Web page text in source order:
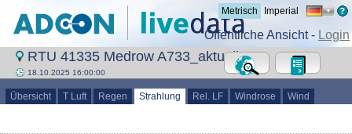
Metrisch Imperial
Öffentliche Ansicht - Login
RTU 41335 Medrow A733_aktuell
18.10.2025 16:00:00
Übersicht T Luft Regen Strahlung Rel. LF Windrose Wind